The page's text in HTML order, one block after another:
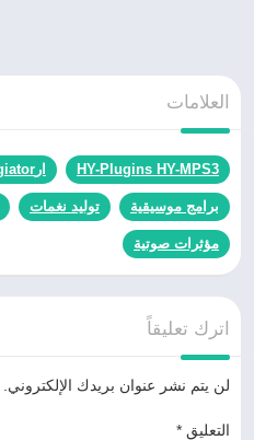
العلامات
HY-Plugins HY-MPS3 ارpeggiator
برامج موسيقية توليد نغمات
مؤثرات صوتية
اترك تعليقاً
لن يتم نشر عنوان بريدك الإلكتروني.
التعليق *